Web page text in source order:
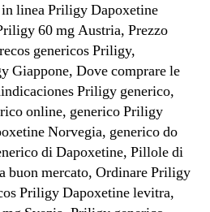
linea Priligy Dapoxetine
60 mg Austria, Prezzo
genericos Priligy,
Giappone, Dove comprare le
Priligy generico,
online, generico Priligy
Norvegia, generico do
di Dapoxetine, Pillole di
buon mercato, Ordinare Priligy
Priligy Dapoxetine levitra,